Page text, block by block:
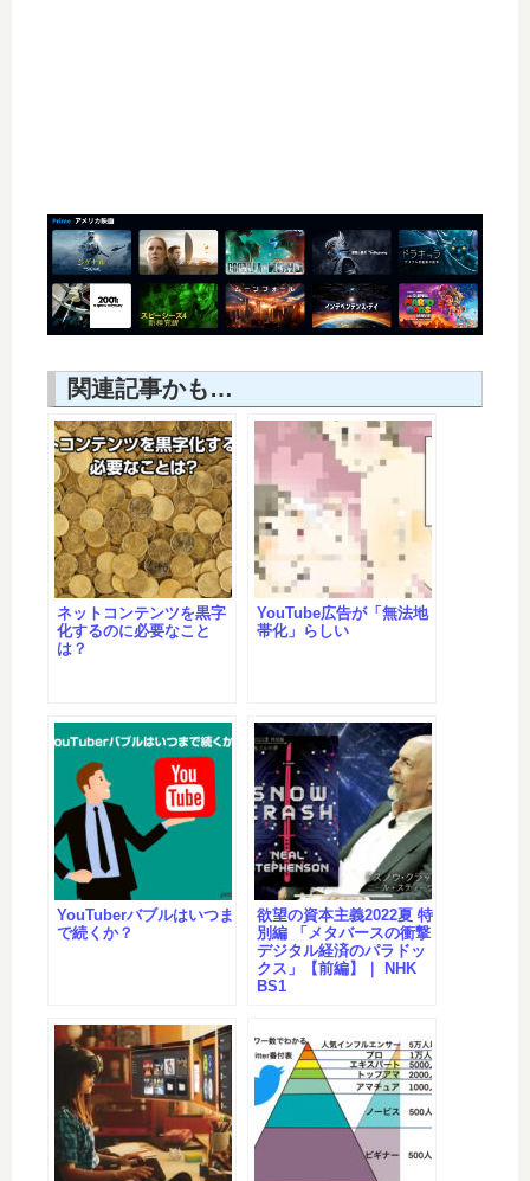
関連記事かも…
ネットコンテンツを黒字
化するのに必要なこと
は？
YouTube広告が「無法地
帯化」らしい
YouTuberバブルはいつま
で続くか？
欲望の資本主義2022夏 特
別編 「メタバースの衝撃
デジタル経済のパラドッ
クス」【前編】｜ NHK
BS1